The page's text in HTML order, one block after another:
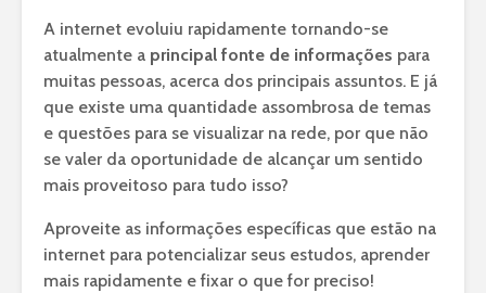
A internet evoluiu rapidamente tornando-se
atualmente a principal fonte de informações para
muitas pessoas, acerca dos principais assuntos. E já
que existe uma quantidade assombrosa de temas
e questões para se visualizar na rede, por que não
se valer da oportunidade de alcançar um sentido
mais proveitoso para tudo isso?
Aproveite as informações específicas que estão na
internet para potencializar seus estudos, aprender
mais rapidamente e fixar o que for preciso!